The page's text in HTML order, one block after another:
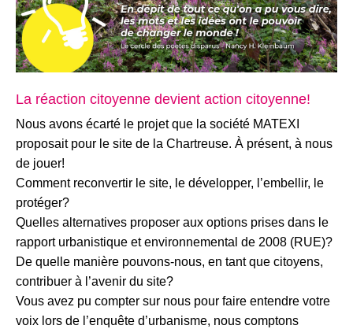
La réaction citoyenne devient action citoyenne!
Nous avons écarté le projet que la société MATEXI
proposait pour le site de la Chartreuse. À présent, à nous
de jouer!
Comment reconvertir le site, le développer, l’embellir, le
protéger?
Quelles alternatives proposer aux options prises dans le
rapport urbanistique et environnemental de 2008 (RUE)?
De quelle manière pouvons-nous, en tant que citoyens,
contribuer à l’avenir du site?
Vous avez pu compter sur nous pour faire entendre votre
voix lors de l’enquête d’urbanisme, nous comptons